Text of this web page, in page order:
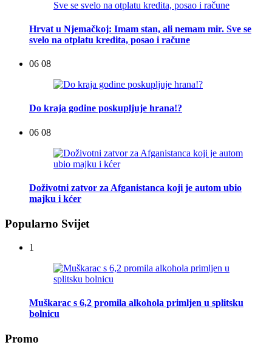
Hrvat u Njemačkoj: Imam stan, ali nemam mir. Sve se
svelo na otplatu kredita, posao i račune
06 08
Do kraja godine poskupljuje hrana!?
06 08
Doživotni zatvor za Afganistanca koji je autom ubio
majku i kćer
Popularno Svijet
1
Muškarac s 6,2 promila alkohola primljen u splitsku
bolnicu
Promo